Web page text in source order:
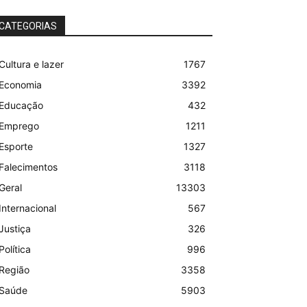
e lazer
1767
3392
432
1211
1327
3118
13303
567
326
996
3358
5903